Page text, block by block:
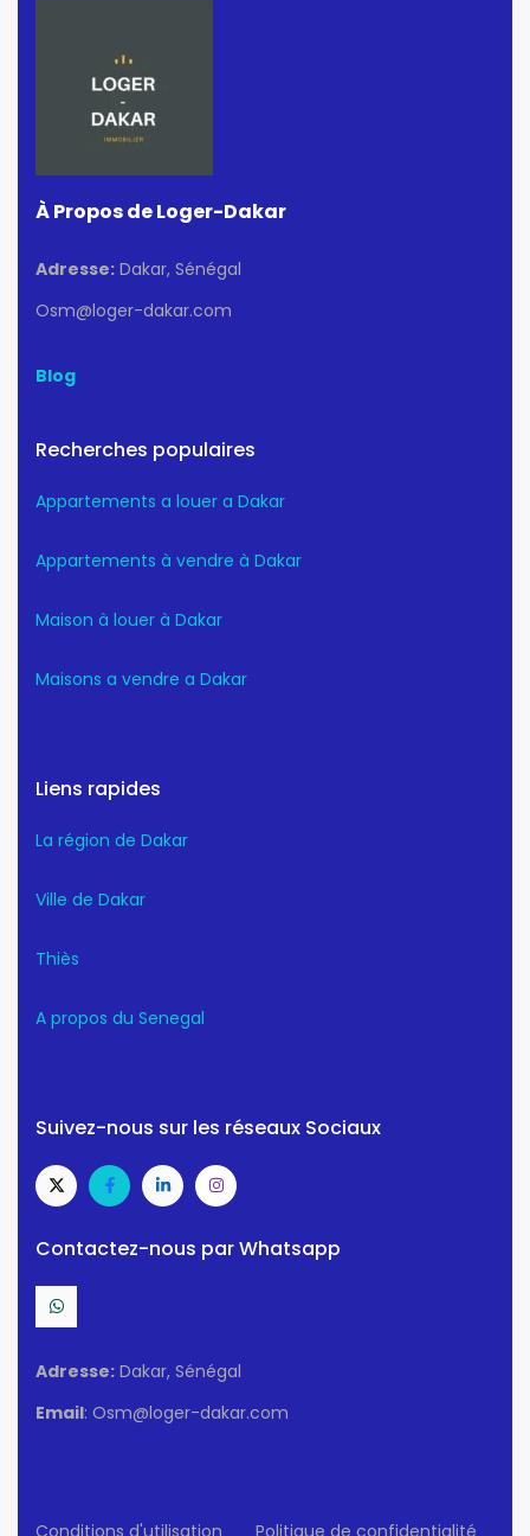
À Propos de Loger-Dakar
Adresse: Dakar, Sénégal
Osm@loger-dakar.com
Blog
Recherches populaires
Appartements a louer a Dakar
Appartements à vendre à Dakar
Maison à louer à Dakar
Maisons a vendre a Dakar
Liens rapides
La région de Dakar
Ville de Dakar
Thiès
A propos du Senegal
Suivez-nous sur les réseaux Sociaux
Contactez-nous par Whatsapp
Adresse: Dakar, Sénégal
Email: Osm@loger-dakar.com
Conditions d'utilisation Politique de confidentialité